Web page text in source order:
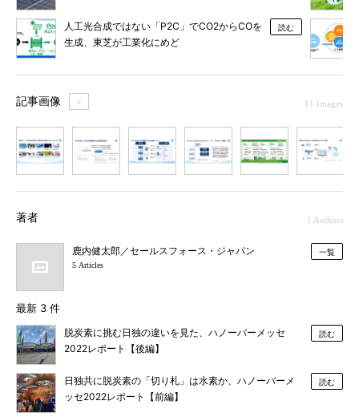
人工光合成ではない「P2C」でCO2からCOを
生成、東芝が工業化にめど
読む
記事画像 ＋ 11 Images
著者 1 Authors
鹿内健太郎／セールスフォース・ジャパン
5 Articles
一覧
最新 3 件
脱炭素に挑む日独の違いを見た、ハノーバーメッセ
2022レポート【後編】
読む
日独共に脱炭素の「切り札」は水素か、ハノーバーメ
ッセ2022レポート【前編】
読む